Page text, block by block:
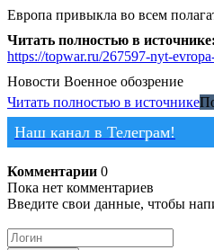
Европа привыкла во всем
Читать полностью в источнике:
https://topwar.ru/267597-nyt-
Новости Военное обозрение
Читать полностью в источнике
Наш канал в Телеграм!
Комментарии 0
Пока нет комментариев
Введите свои данные, чтобы